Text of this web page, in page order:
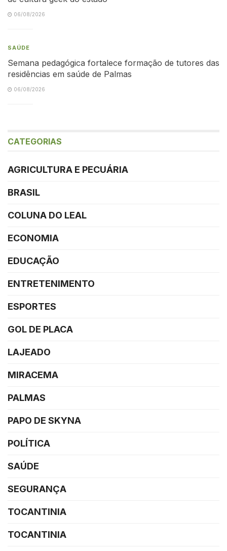
06/08/2026
SAÚDE
Semana pedagógica fortalece formação de tutores das
residências em saúde de Palmas
06/08/2026
CATEGORIAS
AGRICULTURA E PECUÁRIA
BRASIL
COLUNA DO LEAL
ECONOMIA
EDUCAÇÃO
ENTRETENIMENTO
ESPORTES
GOL DE PLACA
LAJEADO
MIRACEMA
PALMAS
PAPO DE SKYNA
POLÍTICA
SAÚDE
SEGURANÇA
TOCANTINIA
TOCANTINIA